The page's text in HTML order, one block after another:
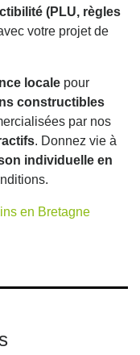
(PLU, règles
votre projet de
locale pour
constructibles
par nos
. Donnez vie à
individuelle en
en Bretagne